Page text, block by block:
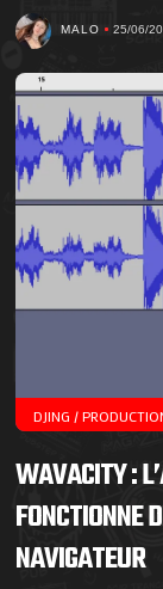
MALO 25/06/
DJING /
WAVACITY :
FONCTIONNE
NAVIGATEUR